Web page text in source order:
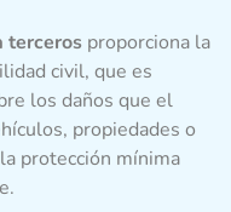
terceros proporciona la
civil, que es
los daños que el
propiedades o
protección mínima